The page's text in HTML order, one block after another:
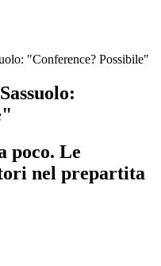
"Conference? Possibile"
poco. Le
nel prepartita